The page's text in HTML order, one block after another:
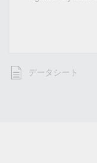
データシート